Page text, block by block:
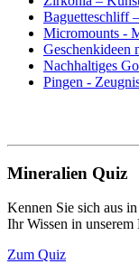
Baguetteschliff
Micromounts -
Geschenkideen
Nachhaltiges
Pingen -
Mineralien Quiz
Kennen Sie sich aus
Ihr Wissen in
Zum Quiz